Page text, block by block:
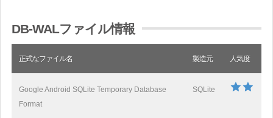
DB-WALファイル情報
正式なファイル名 製造元 人気度
Google Android SQLite Temporary Database
Format
SQLite